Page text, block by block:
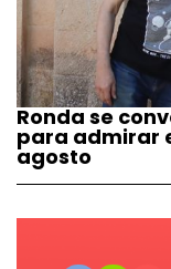
Ronda se
para admirar
agosto